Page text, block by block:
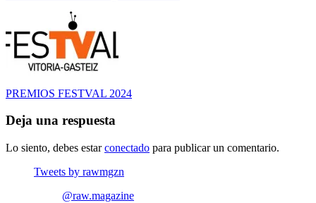
PREMIOS FESTVAL 2024
Deja una respuesta
Lo siento, debes estarconectado para publicar un comentario.
Tweets by rawmgzn
@raw.magazine